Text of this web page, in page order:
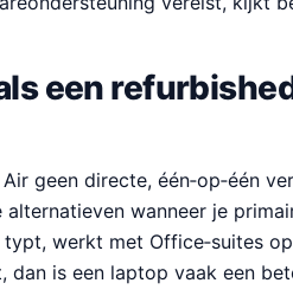
een
geen directe, één‑op‑één
wanneer je
werkt met Office‑suites
is een laptop vaak een